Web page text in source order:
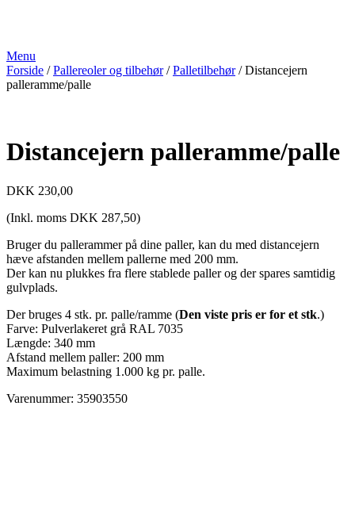
Menu
Forside /Pallereoler og tilbehør/Palletilbehør/ Distancejern
palleramme/palle
Distancejern palleramme/palle
DKK 230,00
(Inkl. moms DKK 287,50)
Bruger du pallerammer på dine paller, kan du med distancejern
hæve afstanden mellem pallerne med 200 mm.
Der kan nu plukkes fra flere stablede paller og der spares samtidig
gulvplads.
Der bruges 4 stk. pr. palle/ramme (Den viste pris er for et stk.)
Farve: Pulverlakeret grå RAL 7035
Længde: 340 mm
Afstand mellem paller: 200 mm
Maximum belastning 1.000 kg pr. palle.
Varenummer: 35903550